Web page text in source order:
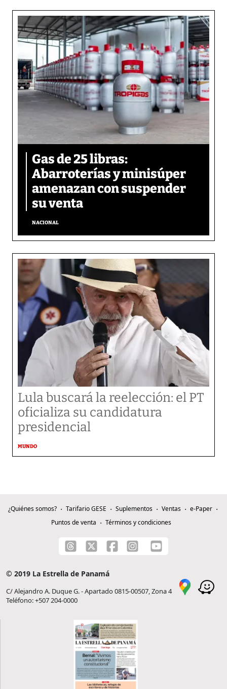
Gas de 25 libras:
Abarroterías y minisúper
amenazan con suspender
su venta
NACIONAL
Lula buscará la reelección: el PT
oficializa su candidatura
presidencial
MUNDO
¿Quiénes somos? Tarifario GESE Suplementos Ventas
e-Paper
Puntos de venta
Términos y condiciones
© 2019 La Estrella de Panamá
C/ Alejandro A. Duque G. - Apartado 0815-00507, Zona 4
Teléfono: +507 204-0000